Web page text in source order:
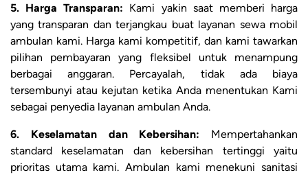
5. Harga Transparan: Kami yakin saat memberi harga
yang transparan dan terjangkau buat layanan sewa mobil
ambulan kami. Harga kami kompetitif, dan kami tawarkan
pilihan pembayaran yang fleksibel untuk menampung
berbagai anggaran. Percayalah, tidak ada biaya
tersembunyi atau kejutan ketika Anda menentukan Kami
sebagai penyedia layanan ambulan Anda.
6. Keselamatan dan Kebersihan: Mempertahankan
standard keselamatan dan kebersihan tertinggi yaitu
prioritas utama kami. Ambulan kami menekuni sanitasi